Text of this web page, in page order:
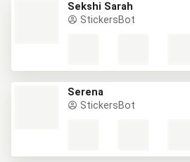
Sekshi Sarah
StickersBot
Serena
StickersBot